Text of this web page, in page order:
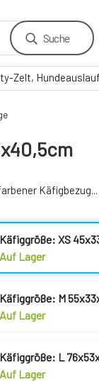
Suche
Zelt, Hundeauslauf
Käfigbezug...
Käfiggröße: XS
Auf Lager
Käfiggröße: M
Auf Lager
Käfiggröße: L
Auf Lager